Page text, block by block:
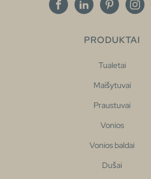
PRODUKTAI
Tualetai
Maišytuvai
Praustuvai
Vonios
Vonios baldai
Dušai